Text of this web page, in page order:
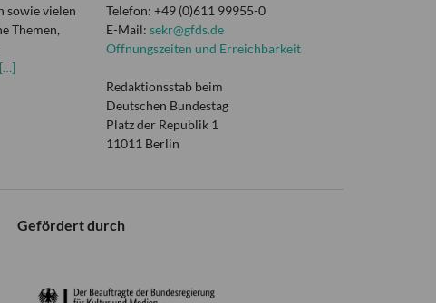
sowie vielen
Themen,
[…]
Telefon: +49 (0)611 99955-0
E-Mail: sekr@gfds.de
Öffnungszeiten und Erreichbarkeit
Redaktionsstab beim
Deutschen Bundestag
Platz der Republik 1
11011 Berlin
Gefördert durch